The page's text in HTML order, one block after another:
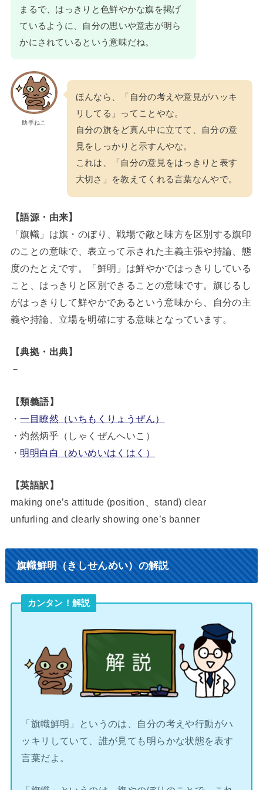
まるで、はっきりと色鮮やかな旗を掲げ
ているように、自分の思いや意志が明ら
かにされているという意味だね。
助手ねこ
ほんなら、「自分の考えや意見がハッキ
リしてる」ってことやな。
自分の旗をど真ん中に立てて、自分の意
見をしっかりと示すんやな。
これは、「自分の意見をはっきりと表す
大切さ」を教えてくれる言葉なんやで。
【語源・由来】
「旗幟」は旗・のぼり、戦場で敵と味方を区別する旗印
のことの意味で、表立って示された主義主張や持論、態
度のたとえです。「鮮明」は鮮やかではっきりしている
こと、はっきりと区別できることの意味です。旗じるし
がはっきりして鮮やかであるという意味から、自分の主
義や持論、立場を明確にする意味となっています。
【典拠・出典】
－
【類義語】
・一目瞭然（いちもくりょうぜん）
・灼然炳乎（しゃくぜんへいこ）
・ 明明白白（めいめいはくはく）
【英語訳】
making one’s attitude (position、stand) clear
unfurling and clearly showing one’s banner
旗幟鮮明（きしせんめい）の解説
カンタン！解説
「旗幟鮮明」というのは、自分の考えや行動がハ
ッキリしていて、誰が見ても明らかな状態を表す
言葉だよ。